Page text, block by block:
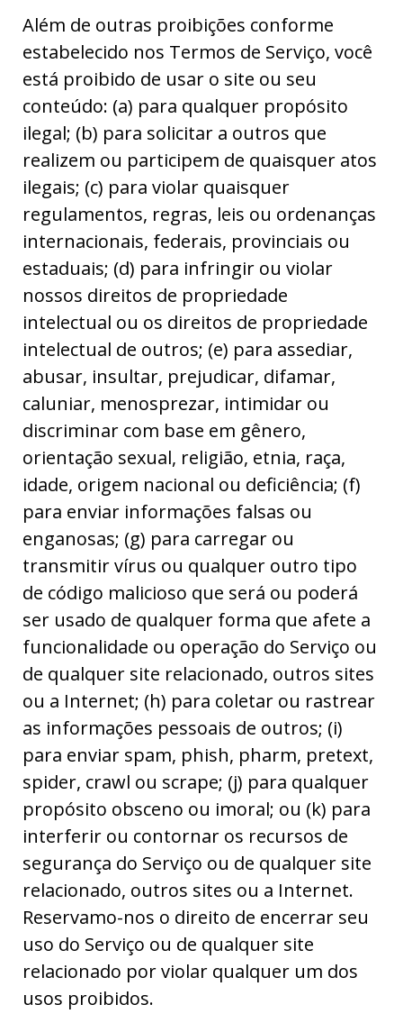
Além de outras proibições conforme
estabelecido nos Termos de Serviço, você
está proibido de usar o site ou seu
conteúdo: (a) para qualquer propósito
ilegal; (b) para solicitar a outros que
realizem ou participem de quaisquer atos
ilegais; (c) para violar quaisquer
regulamentos, regras, leis ou ordenanças
internacionais, federais, provinciais ou
estaduais; (d) para infringir ou violar
nossos direitos de propriedade
intelectual ou os direitos de propriedade
intelectual de outros; (e) para assediar,
abusar, insultar, prejudicar, difamar,
caluniar, menosprezar, intimidar ou
discriminar com base em gênero,
orientação sexual, religião, etnia, raça,
idade, origem nacional ou deficiência; (f)
para enviar informações falsas ou
enganosas; (g) para carregar ou
transmitir vírus ou qualquer outro tipo
de código malicioso que será ou poderá
ser usado de qualquer forma que afete a
funcionalidade ou operação do Serviço ou
de qualquer site relacionado, outros sites
ou a Internet; (h) para coletar ou rastrear
as informações pessoais de outros; (i)
para enviar spam, phish, pharm, pretext,
spider, crawl ou scrape; (j) para qualquer
propósito obsceno ou imoral; ou (k) para
interferir ou contornar os recursos de
segurança do Serviço ou de qualquer site
relacionado, outros sites ou a Internet.
Reservamo-nos o direito de encerrar seu
uso do Serviço ou de qualquer site
relacionado por violar qualquer um dos
usos proibidos.